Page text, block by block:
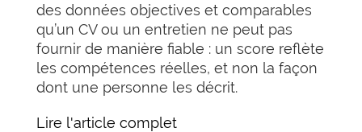
des données objectives et comparables
qu’un CV ou un entretien ne peut pas
fournir de manière fiable : un score reflète
les compétences réelles, et non la façon
dont une personne les décrit.
Lire l'article complet